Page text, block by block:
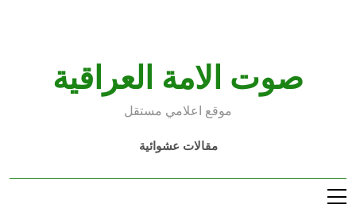
صوت الامة العراقية
موقع اعلامي مستقل
مقالات عشوائية